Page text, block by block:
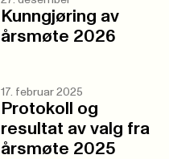
Kunngjøring av
årsmøte 2026
17. februar 2025
Protokoll og
resultat av valg fra
årsmøte 2025